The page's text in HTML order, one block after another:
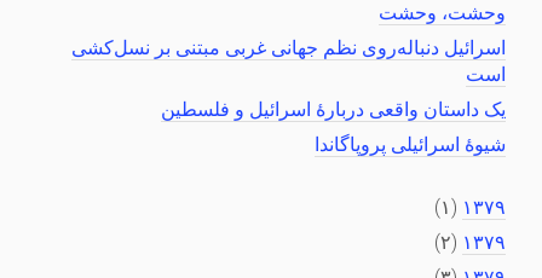
وحشت، وحشت
اسرائیل دنباله‌روی نظم جهانی غربی مبتنی بر نسل‌کشی
است
یک داستان واقعی دربارهٔ اسرائیل و فلسطین
شیوهٔ اسرائیلی پروپاگاندا
۱۳۷۹ (۱)
۱۳۷۹ (۲)